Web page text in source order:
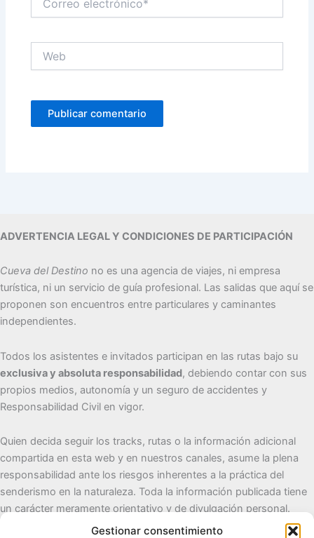
Gestionar consentimiento
electrónico*
ADVERTENCIA LEGAL Y CONDICIONES DE PARTICIPACIÓN
Cueva del Destino no es una agencia de viajes, ni empresa
turística, ni un servicio de guía profesional. Las salidas que aquí se
proponen son encuentros entre particulares y caminantes
independientes.
Todos los asistentes e invitados participan en las rutas bajo su
exclusiva y absoluta responsabilidad, debiendo contar con sus
propios medios, autonomía y un seguro de accidentes y
Responsabilidad Civil en vigor.
Quien decida seguir los tracks, rutas o la información adicional
compartida en esta web y en nuestros canales, asume la plena
responsabilidad ante los riesgos inherentes a la práctica del
senderismo en la naturaleza. Toda la información publicada tiene
un carácter meramente orientativo y de divulgación personal.